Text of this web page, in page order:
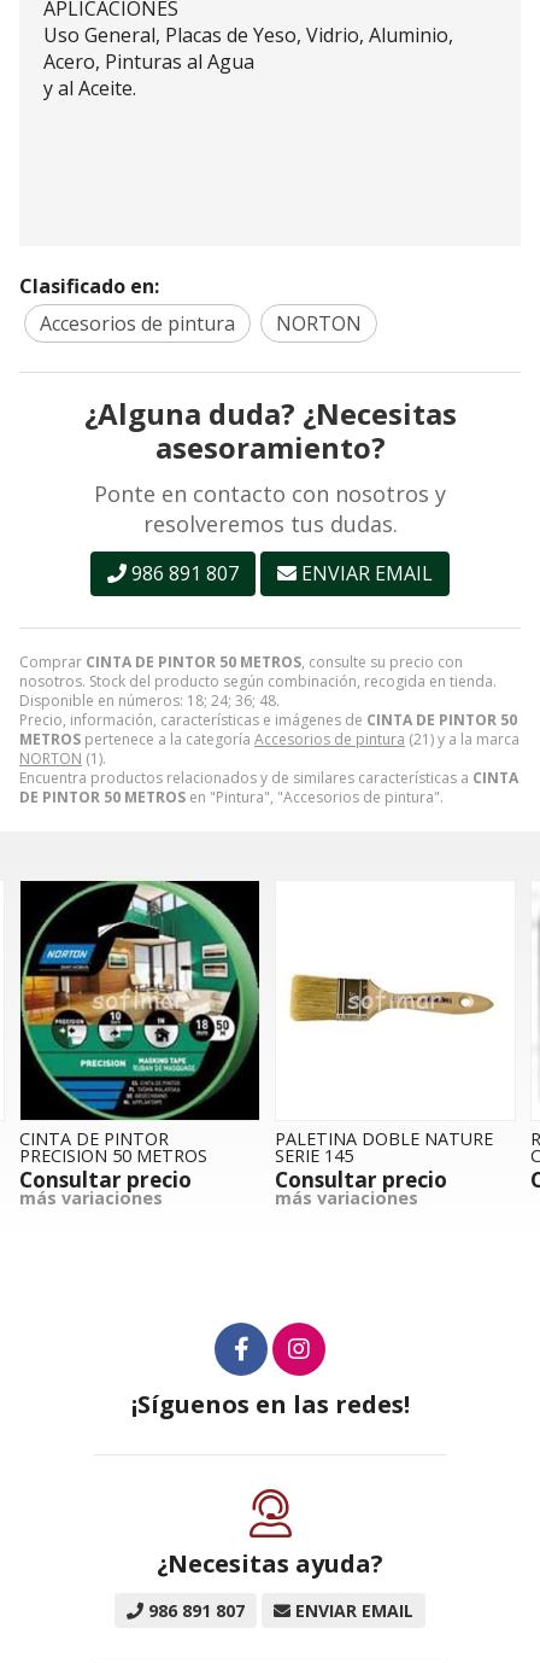
Comprar CINTA DE PINTOR 50 METROS, consulte su precio con
nosotros. Stock del producto según combinación, recogida en tienda.
Disponible en números: 18; 24; 36; 48.
Precio, información, características e imágenes de CINTA DE PINTOR 50
METROS pertenece a la categoría Accesorios de pintura (21) y a la marca
NORTON (1).
Encuentra productos relacionados y de similares características a CINTA
DE PINTOR 50 METROS en "Pintura", "Accesorios de pintura".
APLICACIONES
Uso General, Placas de Yeso, Vidrio, Aluminio,
Acero, Pinturas al Agua
y al Aceite.
Clasificado en:
Accesorios de pintura
NORTON
¿Alguna duda? ¿Necesitas
asesoramiento?
Ponte en contacto con nosotros y
resolveremos tus dudas.
986 891 807 ENVIAR EMAIL
CINTA DE PINTOR
PRECISION 50 METROS
Consultar precio
más variaciones
PALETINA DOBLE NATURE
SERIE 145
Consultar precio
más variaciones
¡Síguenos en las redes!
¿Necesitas ayuda?
986 891 807 ENVIAR EMAIL